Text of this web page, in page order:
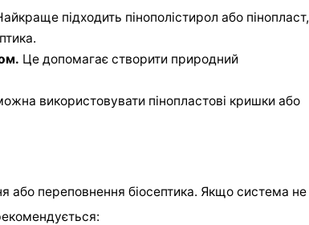
підходить пінополістирол або пінопласт,
Це допомагає створити природний
використовувати пінопластові кришки або
або переповнення біосептика. Якщо система не